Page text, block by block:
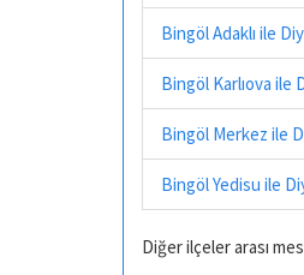
Bingöl Adaklı ile
Bingöl Karlıova ile
Bingöl Merkez ile
Bingöl Yedisu ile
Diğer ilçeler arası